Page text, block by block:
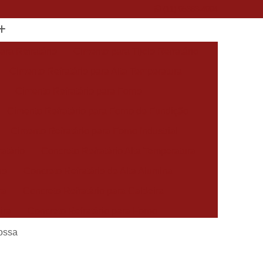
Concreto Refratário para Forno Industrial